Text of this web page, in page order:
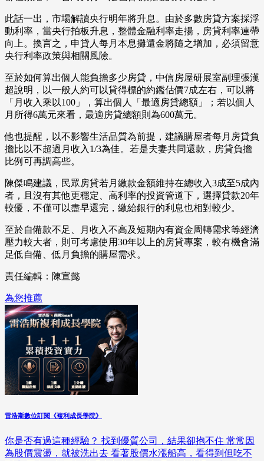
此話一出，市場解讀央行明年將升息。由於多數房貸方案採浮
動利率，當央行拍板升息，整體金融利率走揚，房貸利率連帶
向上。換言之，申貸人每月本息攤還金將隨之增加，必須留意
央行利率政策與相關風險。
至於如何算出個人能負擔多少房貸，中信房屋研展室副理張漢
超說明，以一般人約可以貸得標的約鑑估價7成左右，可以將
「月收入乘以100」，算出個人「最適房貸總額」；若以個人
月所得6萬元來看，最適房貸總額則為600萬元。
他也提醒，以不影響生活品質為前提，建議購屋者每月房貸負
擔比以不超過月收入1/3為佳。若是夫妻共同還款，房貸負擔
比例可再調高些。
陳傑鳴建議，民眾房貸若月繳款金額維持在總收入3成至5成內
者，且沒有其他更穩定、高利率的投資管道下，選擇貸款20年
較優，不僅可以盡早還完，繳給銀行的利息也相對較少。
至於自備款不足、月收入不高及短期內有資金周轉需求等經濟
壓力較大者，則可考慮使用30年以上的房貸專案，較有機會滿
足低自備、低月負擔的購屋需求。
責任編輯：陳宣懿
為您推薦
雷浩斯數位訂閱《複利成長學院》
你是否有過這種經驗？ 找到優質公司，結果卻抱不住 常常因
為股價震盪，就被洗出去 看著股價水漲船高，看得到但吃不